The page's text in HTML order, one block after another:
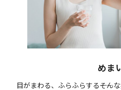
めま
目がまわる、ふらふらする――そん